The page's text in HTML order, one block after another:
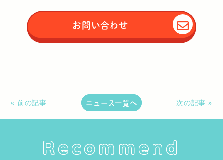
お問い合わせ
« 前の記事 ニュース一覧へ 次の記事 »
Recommend